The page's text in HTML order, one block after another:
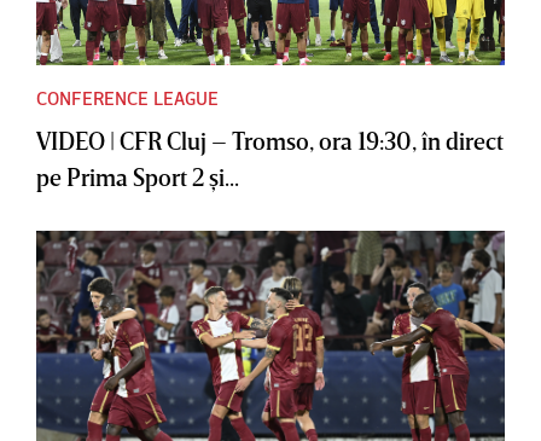
CONFERENCE LEAGUE
VIDEO | CFR Cluj – Tromso, ora 19:30, în direct
pe Prima Sport 2 şi...